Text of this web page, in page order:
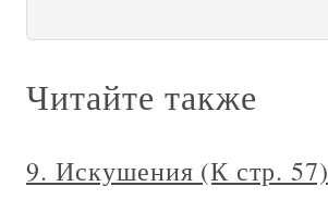
Читайте также
9. Искушения (К стр. 57)